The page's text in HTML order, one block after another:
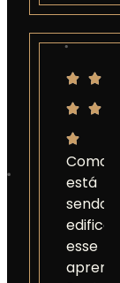
Como
está
sendo
esse